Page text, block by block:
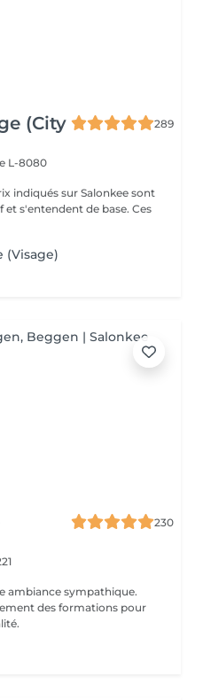
(City
289
L-8080
indiqués sur Salonkee sont
s'entendent de base. Ces
(Visage)
230
ambiance sympathique.
des formations pour